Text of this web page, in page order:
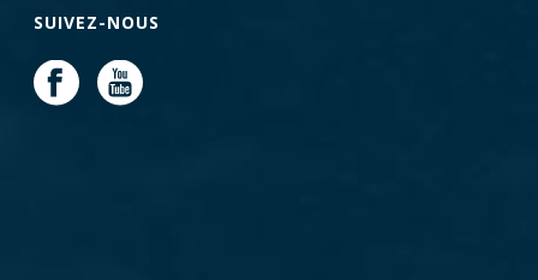
SUIVEZ-NOUS